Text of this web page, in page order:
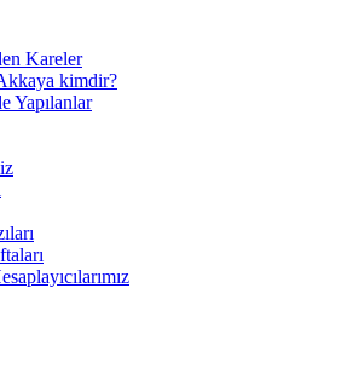
Kareler
kimdir?
Yapılanlar